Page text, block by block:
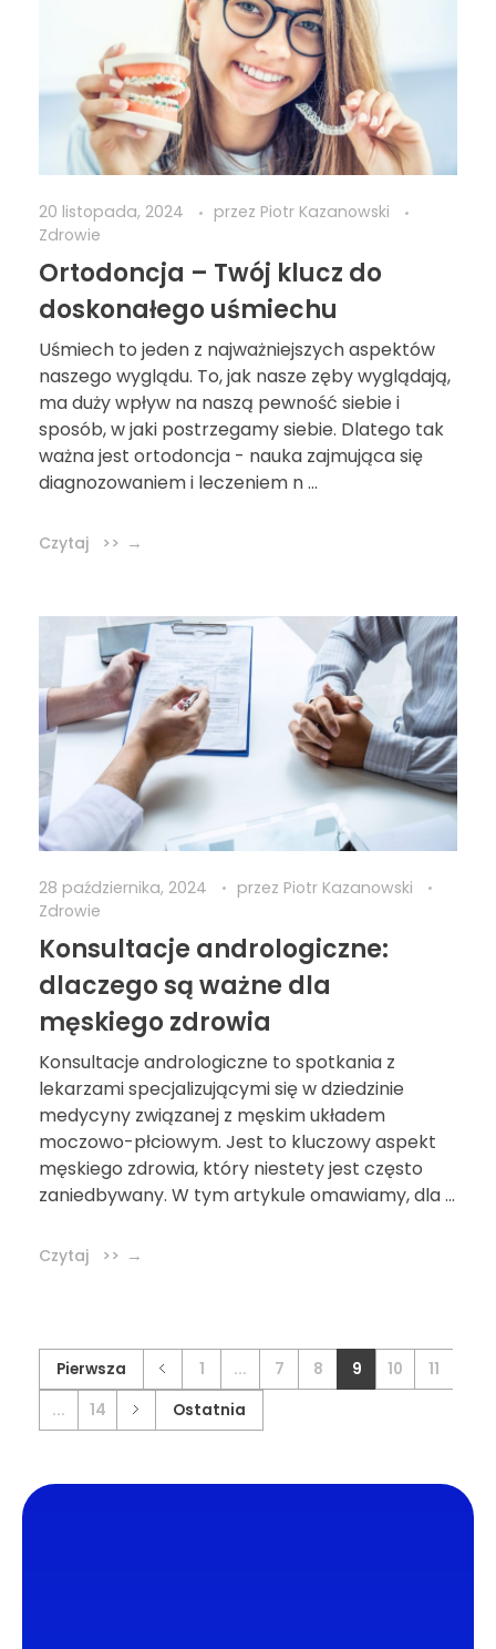
20 listopada, 2024 przez Piotr Kazanowski
Zdrowie
Ortodoncja – Twój klucz do
doskonałego uśmiechu
Uśmiech to jeden z najważniejszych aspektów
naszego wyglądu. To, jak nasze zęby wyglądają,
ma duży wpływ na naszą pewność siebie i
sposób, w jaki postrzegamy siebie. Dlatego tak
ważna jest ortodoncja - nauka zajmująca się
diagnozowaniem i leczeniem n ...
Czytaj >>
28 października, 2024 przez Piotr Kazanowski
Zdrowie
Konsultacje andrologiczne:
dlaczego są ważne dla
męskiego zdrowia
Konsultacje andrologiczne to spotkania z
lekarzami specjalizującymi się w dziedzinie
medycyny związanej z męskim układem
moczowo-płciowym. Jest to kluczowy aspekt
męskiego zdrowia, który niestety jest często
zaniedbywany. W tym artykule omawiamy, dla ...
Czytaj >>
Pierwsza 1 ... 7 8 9 10
11
...
14 Ostatnia